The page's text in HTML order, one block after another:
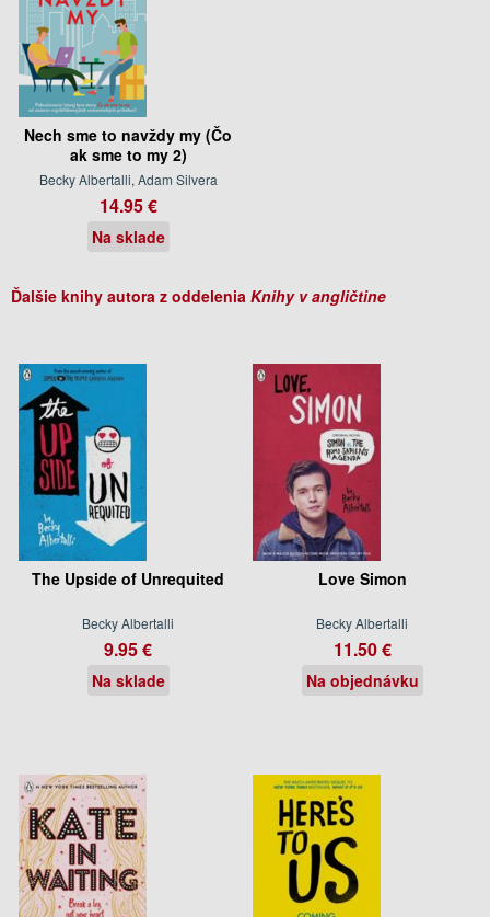
Nech sme to navždy my (Čo
ak sme to my 2)
Becky Albertalli, Adam Silvera
14.95 €
Na sklade
Ďalšie knihy autora z oddelenia Knihy v angličtine
The Upside of Unrequited
Becky Albertalli
9.95 €
Na sklade
Love Simon
Becky Albertalli
11.50 €
Na objednávku